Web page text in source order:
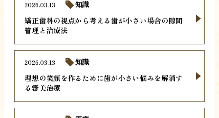
矯正歯科の視点から考える歯が小さい場合の隙間
管理と治療法
2026.03.13 知識
理想の笑顔を作るために歯が小さい悩みを解消す
る審美治療
2026.03.13 知識